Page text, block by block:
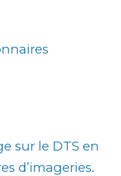
sur le DTS en
d’imageries.